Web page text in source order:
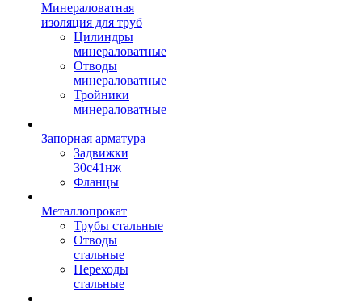
Минераловатная
изоляция для труб
Цилиндры
минераловатные
Отводы
минераловатные
Тройники
минераловатные
Запорная арматура
Задвижки
30с41нж
Фланцы
Металлопрокат
Трубы стальные
Отводы
стальные
Переходы
стальные